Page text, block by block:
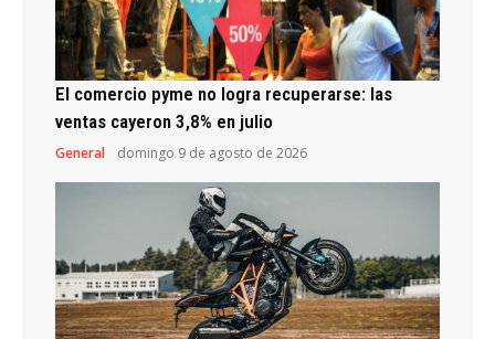
El comercio pyme no logra recuperarse: las
ventas cayeron 3,8% en julio
General domingo 9 de agosto de 2026